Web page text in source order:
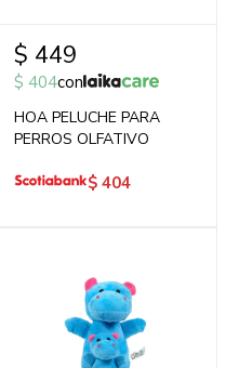
$ 449
$ 404con
HOA PELUCHE PARA
PERROS OLFATIVO
$ 404